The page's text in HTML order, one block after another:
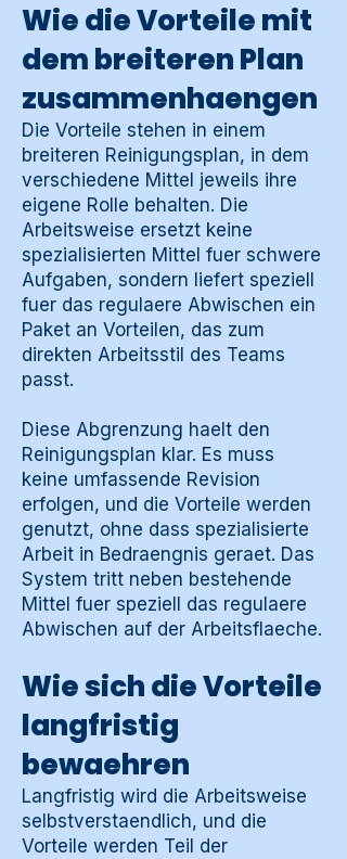
Wie die Vorteile mit
dem breiteren Plan
zusammenhaengen
Die Vorteile stehen in einem
breiteren Reinigungsplan, in dem
verschiedene Mittel jeweils ihre
eigene Rolle behalten. Die
Arbeitsweise ersetzt keine
spezialisierten Mittel fuer schwere
Aufgaben, sondern liefert speziell
fuer das regulaere Abwischen ein
Paket an Vorteilen, das zum
direkten Arbeitsstil des Teams
passt.
Diese Abgrenzung haelt den
Reinigungsplan klar. Es muss
keine umfassende Revision
erfolgen, und die Vorteile werden
genutzt, ohne dass spezialisierte
Arbeit in Bedraengnis geraet. Das
System tritt neben bestehende
Mittel fuer speziell das regulaere
Abwischen auf der Arbeitsflaeche.
Wie sich die Vorteile
langfristig
bewaehren
Langfristig wird die Arbeitsweise
selbstverstaendlich, und die
Vorteile werden Teil der